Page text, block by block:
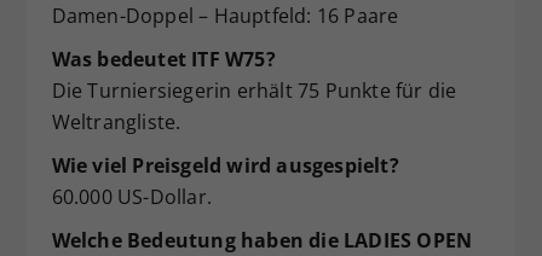
Damen-Doppel – Hauptfeld: 16 Paare
Was bedeutet ITF W75?
Die Turniersiegerin erhält 75 Punkte für die
Weltrangliste.
Wie viel Preisgeld wird ausgespielt?
60.000 US-Dollar.
Welche Bedeutung haben die LADIES OPEN